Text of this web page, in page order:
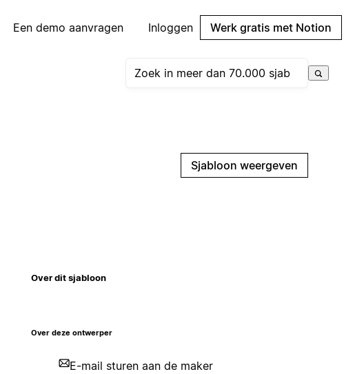
Een demo aanvragen Inloggen Werk gratis met Notion
Sjabloon weergeven
Over dit sjabloon
Over deze ontwerper
E-mail sturen aan de maker